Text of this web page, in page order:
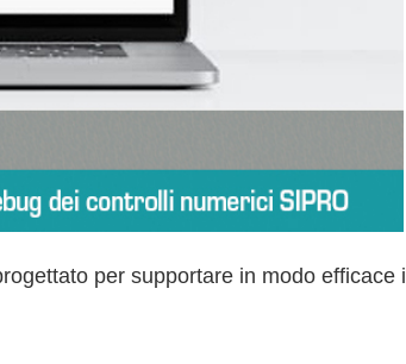
per supportare in modo efficace il